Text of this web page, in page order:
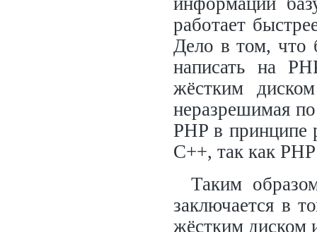
работает
Дело в том, что
написать на
жёстким
неразрешимая
PHP в принципе
C++, так как
Таким
заключается в
жёстким диском